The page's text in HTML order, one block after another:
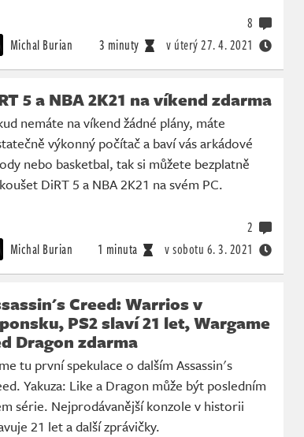
Michal Burian 3 minuty v úterý27. 4. 2021
8
5 a NBA 2K21 na víkend zdarma
nemáte na víkend žádné plány, máte
výkonný počítač a baví vás arkádové
nebo basketbal, tak si můžete bezplatně
DiRT 5 a NBA 2K21 na svém PC.
Michal Burian 1 minuta v sobotu 6. 3. 2021
2
Creed: Warrios v
PS2 slaví 21 let, Wargame
Dragon zdarma
tu první spekulace o dalším Assassin's
Yakuza: Like a Dragon může být posledním
série. Nejprodávanější konzole v historii
21 let a další zprávičky.